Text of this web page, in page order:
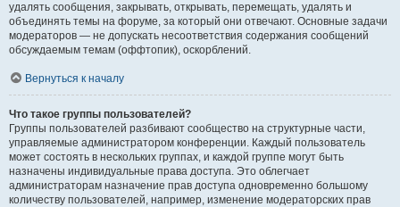
удалять сообщения, закрывать, открывать, перемещать, удалять и
объединять темы на форуме, за который они отвечают. Основные задачи
модераторов — не допускать несоответствия содержания сообщений
обсуждаемым темам (оффтопик), оскорблений.
Вернуться к началу
Что такое группы пользователей?
Группы пользователей разбивают сообщество на структурные части,
управляемые администратором конференции. Каждый пользователь
может состоять в нескольких группах, и каждой группе могут быть
назначены индивидуальные права доступа. Это облегчает
администраторам назначение прав доступа одновременно большому
количеству пользователей, например, изменение модераторских прав